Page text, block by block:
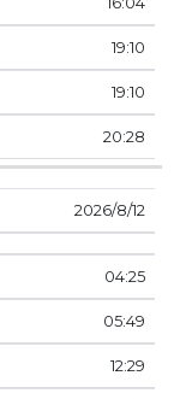
19:10
19:10
20:28
12‏‏/8‏‏/2026
04:25
05:49
12:29